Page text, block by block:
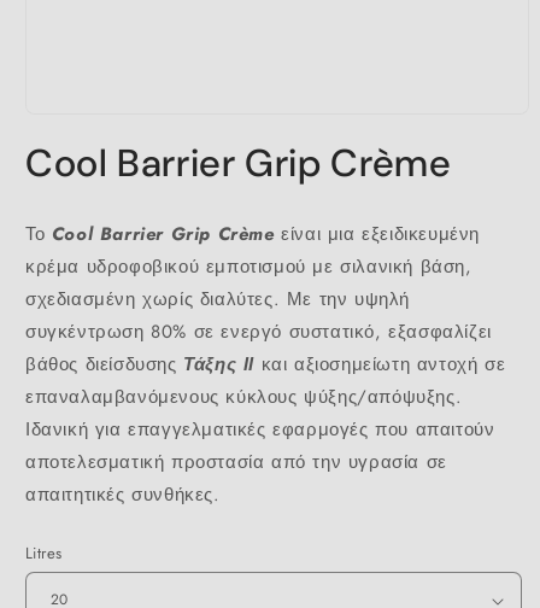
1
in
Cool Barrier Grip Crème
Το Cool Barrier Grip Crèmeείναι μια εξειδικευμένη
κρέμα υδροφοβικού εμποτισμού με σιλανική βάση,
σχεδιασμένη χωρίς διαλύτες. Με την υψηλή
συγκέντρωση 80% σε ενεργό συστατικό, εξασφαλίζει
βάθος διείσδυσης Τάξης ΙΙ και αξιοσημείωτη αντοχή σε
επαναλαμβανόμενους κύκλους ψύξης/απόψυξης.
Ιδανική για επαγγελματικές εφαρμογές που απαιτούν
αποτελεσματική προστασία από την υγρασία σε
απαιτητικές συνθήκες.
Litres